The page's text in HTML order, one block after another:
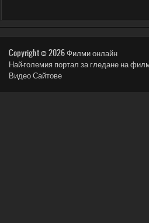
Copyright © 2026Филми онлайн
Най-големия портал за гледане на
Видео Сайтове